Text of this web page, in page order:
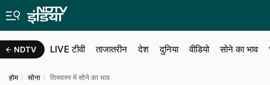
NDTV LIVE टीवी ताजातरीन देश दुनिया वीडियो सोने का भाव
होम सोना तिरुवरुर में सोने का भाव